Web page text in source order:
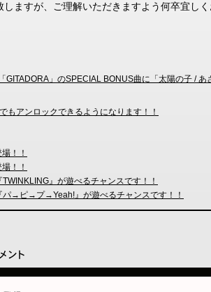
ますが、ご理解いただきますよう何卒宜しく
GITADORA」のSPECIAL BONUS曲に「太陽の子 /
もアンロックできるようになります！！
！！
！！
』が遊べるチャンスです！！
パ→ピ→プ→Yeah!』が遊べるチャンスです！！